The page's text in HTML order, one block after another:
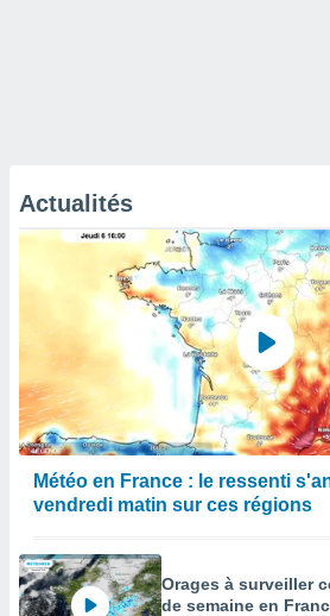
Actualités
Météo en France : le ressenti
vendredi matin sur ces régions
Orages à surveiller
de semaine en